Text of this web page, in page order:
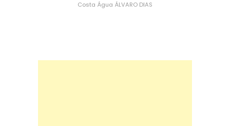
Costa Água ÁLVARO DIAS